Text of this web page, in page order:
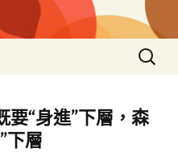
搜
尋
鍵
字:
要“身進”下層，森
下層